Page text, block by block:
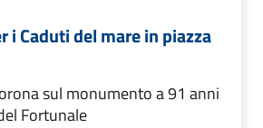
i Caduti del mare in piazza
sul monumento a 91 anni
Fortunale